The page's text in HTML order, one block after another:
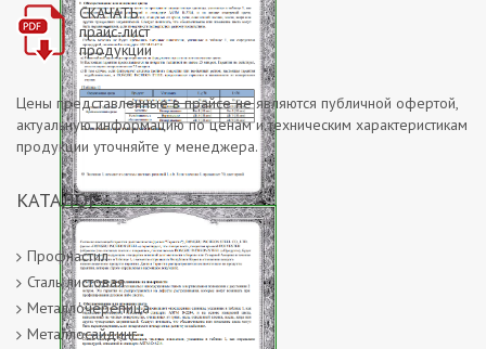
Гарантийное соглашение на
покрытие Полиэстер
СКАЧАТЬ
прайс-лист
продукции
Цены представленные в прайсе не являются публичной офертой,
актуальную информацию по ценам и техническим характеристикам
продукции уточняйте у менеджера.
КАТАЛОГ
Профнастил
Сталь листовая
Металлочерепица
Металлосайдинг